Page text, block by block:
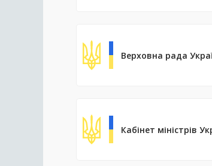
Верховна рада
Кабінет міністрів